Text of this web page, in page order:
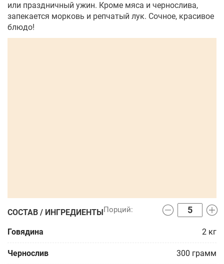
или праздничный ужин. Кроме мяса и чернослива,
запекается морковь и репчатый лук. Сочное, красивое
блюдо!
СОСТАВ / ИНГРЕДИЕНТЫ
Говядина 2 кг
Чернослив 300 грамм